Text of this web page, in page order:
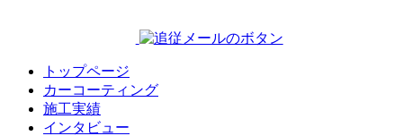
トップページ
カーコーティング
施工実績
インタビュー